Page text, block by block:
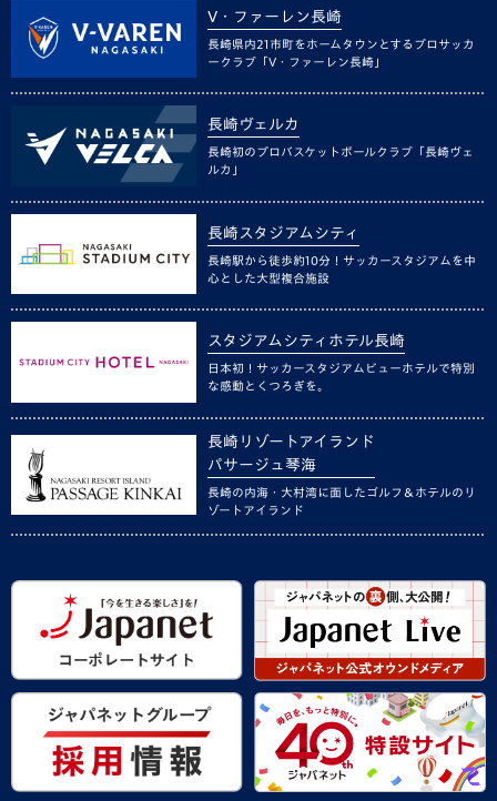
V・ファーレン長崎
長崎県内21市町をホームタウンとするプロサッカ
ークラブ「V・ファーレン長崎」
長崎ヴェルカ
長崎初のプロバスケットボールクラブ「長崎ヴェ
ルカ」
長崎スタジアムシティ
長崎駅から徒歩約10分！サッカースタジアムを中
心とした大型複合施設
スタジアムシティホテル長崎
日本初！サッカースタジアムビューホテルで特別
な感動とくつろぎを。
長崎リゾートアイランド
パサージュ琴海
長崎の内海・大村湾に面したゴルフ＆ホテルのリ
ゾートアイランド